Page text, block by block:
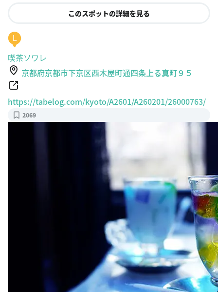
このスポットの詳細を見る
L
喫茶ソワレ
京都府京都市下京区西木屋町通四条上る真町９５
https://tabelog.com/kyoto/A2601/A260201/26000763/
2069